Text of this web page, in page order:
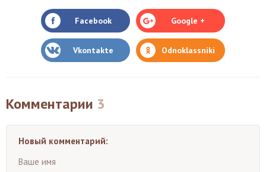
Facebook Google +
Vkontakte Odnoklassniki
Комментарии 3
Новый комментарий:
Ваше имя